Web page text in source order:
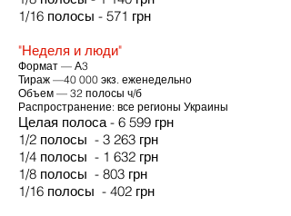
1/16 полосы - 571 грн
"Неделя и люди"
Формат — А3
Тираж —40 000 экз. еженедельно
Объем — 32 полосы ч/б
Распространение: все регионы Украины
Целая полоса - 6 599 грн
1/2 полосы - 3 263 грн
1/4 полосы - 1 632 грн
1/8 полосы - 803 грн
1/16 полосы - 402 грн